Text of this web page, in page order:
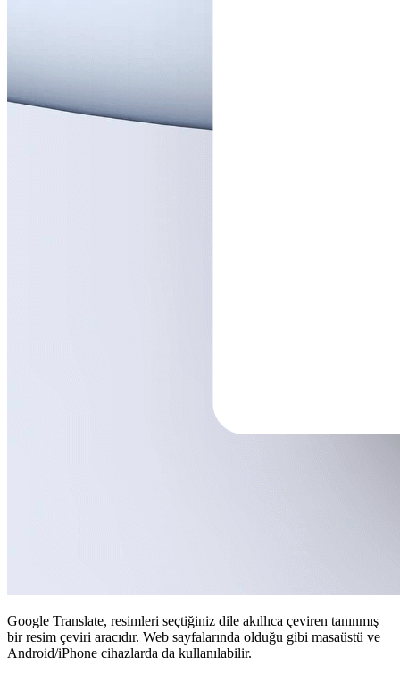
Google Translate, resimleri seçtiğiniz dile akıllıca çeviren tanınmış
bir resim çeviri aracıdır. Web sayfalarında olduğu gibi masaüstü ve
Android/iPhone cihazlarda da kullanılabilir.